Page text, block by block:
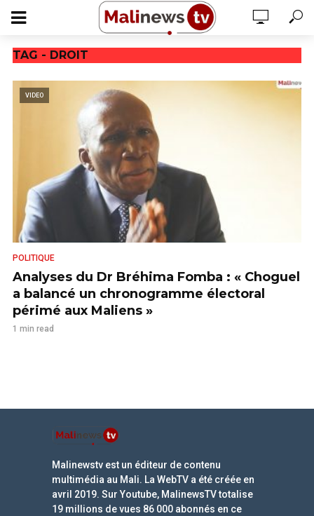
TAG - DROIT
VIDEO
POLITIQUE
Analyses du Dr Bréhima Fomba : « Choguel
a balancé un chronogramme électoral
périmé aux Maliens »
1 min read
Malinewstv est un éditeur de contenu
multimédia au Mali. La WebTV a été créée en
avril 2019. Sur Youtube, MalinewsTV totalise
19 millions de vues 86 000 abonnés en ce